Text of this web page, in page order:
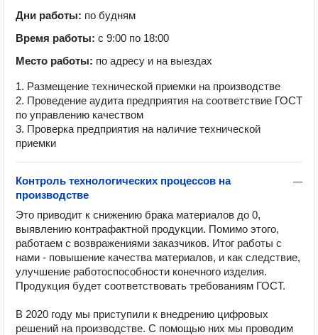
Дни работы: по будням
Время работы: с 9:00 по 18:00
Место работы: по адресу и на выездах
1. Размещение технической приемки на производстве
2. Проведение аудита предприятия на соответствие ГОСТ
по управлению качеством
3. Проверка предприятия на наличие технической
приемки
—
Контроль технологических процессов на
производстве
Это приводит к снижению брака материалов до 0,
выявлению контрафактной продукции. Помимо этого,
работаем с возвражениями заказчиков. Итог работы с
нами - повышение качества материалов, и как следствие,
улучшение работоспособности конечного изделия.
Продукция будет соответствовать требованиям ГОСТ.
В 2020 году мы приступили к внедрению цифровых
решений на производстве. С помощью них мы проводим